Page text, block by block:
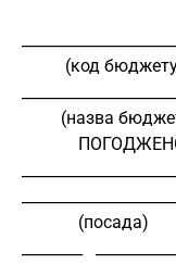
(код
(назва